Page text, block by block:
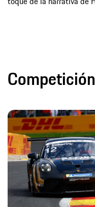
Competición